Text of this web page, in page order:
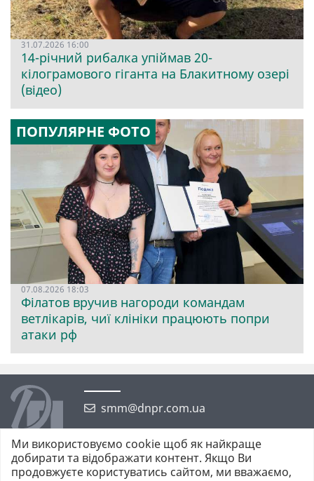
31.07.2026 16:00
14-річний рибалка упіймав 20-
кілограмового гіганта на Блакитному озері
(відео)
ПОПУЛЯРНЕ ФОТО
07.08.2026 18:03
Філатов вручив нагороди командам
ветлікарів, чиї клініки працюють попри
атаки рф
smm@dnpr.com.ua
Ми використовуємо cookie щоб як найкраще
добирати та відображати контент. Якщо Ви
продовжуєте користуватись сайтом, ми вважаємо,